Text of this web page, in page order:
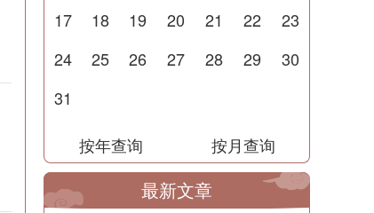
17
18 19 20 21 22
23
24
25 26 27 28 29
30
31
按年查询 按月查询
最新文章